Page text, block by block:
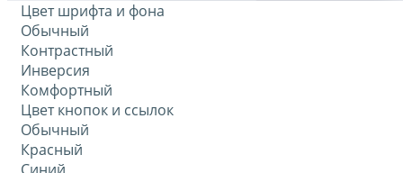
Цвет шрифта и фона
Обычный
Контрастный
Инверсия
Комфортный
Цвет кнопок и ссылок
Обычный
Красный